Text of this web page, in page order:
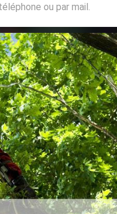
ou par mail.